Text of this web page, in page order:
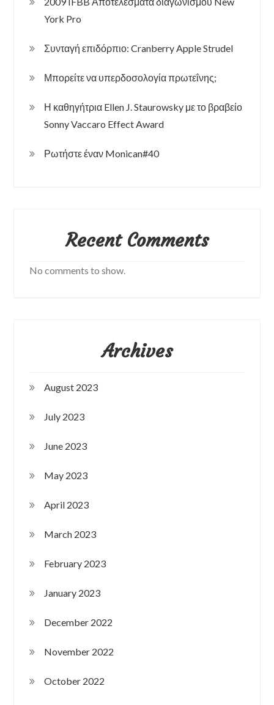
York Pro
Συνταγή επιδόρπιο: Cranberry Apple Strudel
Μπορείτε να υπερδοσολογία πρωτεΐνης;
Η καθηγήτρια Ellen J. Staurowsky με το βραβείο
Sonny Vaccaro Effect Award
Ρωτήστε έναν Monican#40
Recent Comments
No comments to show.
Archives
August 2023
July 2023
June 2023
May 2023
April 2023
March 2023
February 2023
January 2023
December 2022
November 2022
October 2022